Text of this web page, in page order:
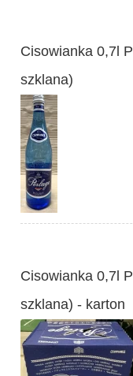
Cisowianka 0,7l
szklana)
Cisowianka 0,7l
szklana) - karton